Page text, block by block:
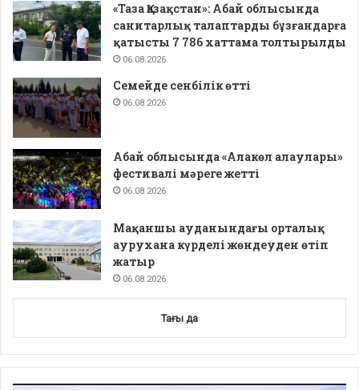
«Таза Қазақстан»: Абай облысында
санитарлық талаптарды бұзғандарға
қатысты 7 786 хаттама толтырылды
06.08.2026
Семейде сенбілік өтті
06.08.2026
Абай облысында «Алакөл алаулары»
фестивалі мәреге жетті
06.08.2026
Мақаншы ауданындағы орталық
аурухана күрделі жөндеуден өтіп
жатыр
06.08.2026
Тағы да